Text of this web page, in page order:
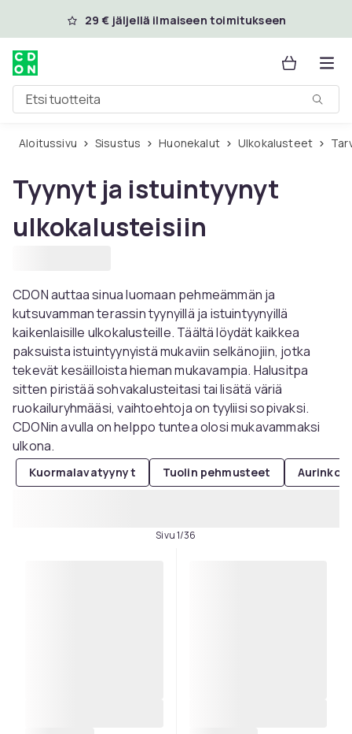
Ohita ja siirry pääsisältöön
29 € jäljellä ilmaiseen toimitukseen
Etsi tuotteita
Aloitussivu Sisustus Huonekalut Ulkokalusteet
Tyynyt ja istuintyynyt
ulkokalusteisiin
CDON auttaa sinua luomaan pehmeämmän ja
kutsuvamman terassin tyynyillä ja istuintyynyillä
kaikenlaisille ulkokalusteille. Täältä löydät kaikkea
paksuista istuintyynyistä mukaviin selkänojiin, jotka
tekevät kesäilloista hieman mukavampia. Halusitpa
sitten piristää sohvakalusteitasi tai lisätä väriä
ruokailuryhmääsi, vaihtoehtoja on tyyliisi sopivaksi.
CDONin avulla on helppo tuntea olosi mukavammaksi
ulkona.
Kuormalavatyynyt Tuolin pehmusteet
Sivu 1/36